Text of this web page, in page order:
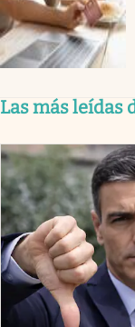
Las más leídas